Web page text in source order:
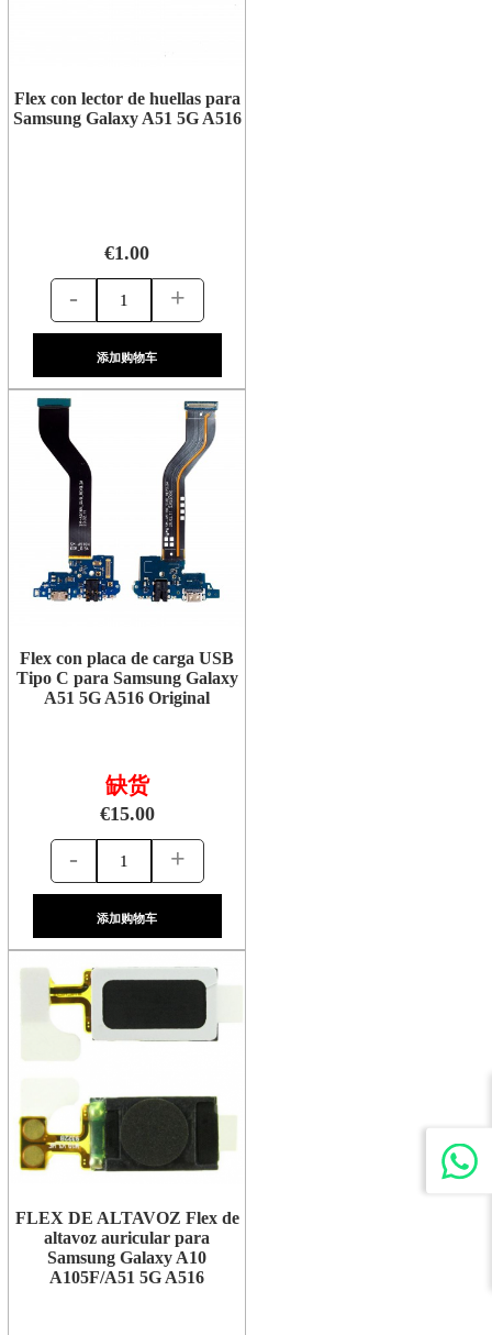
Flex con lector de huellas para
Samsung Galaxy A51 5G A516
€1.00
- +
添加购物车
Flex con placa de carga USB
Tipo C para Samsung Galaxy
A51 5G A516 Original
缺货
€15.00
- +
添加购物车
FLEX DE ALTAVOZ Flex de
altavoz auricular para
Samsung Galaxy A10
A105F/A51 5G A516